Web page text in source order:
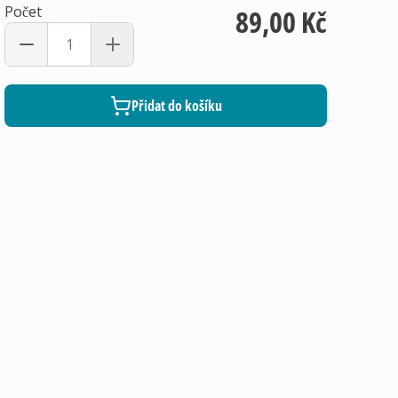
Počet 89,00 Kč
Přidat do košíku